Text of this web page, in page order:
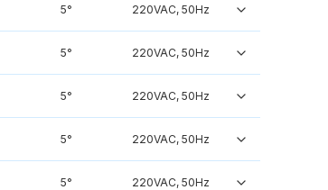
5° 220VAC, 50Hz
5° 220VAC, 50Hz
5° 220VAC, 50Hz
5° 220VAC, 50Hz
5° 220VAC, 50Hz